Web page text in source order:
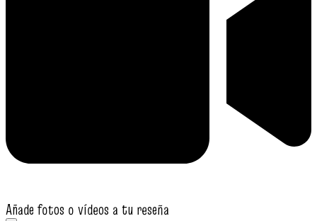
Añade fotos o vídeos a tu reseña